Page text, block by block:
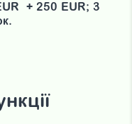
+ 250 EUR; 3